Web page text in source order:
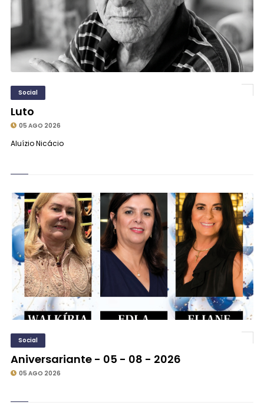
Social
Luto
05 AGO 2026
Aluízio Nicácio
Social
Aniversariante - 05 - 08 - 2026
05 AGO 2026